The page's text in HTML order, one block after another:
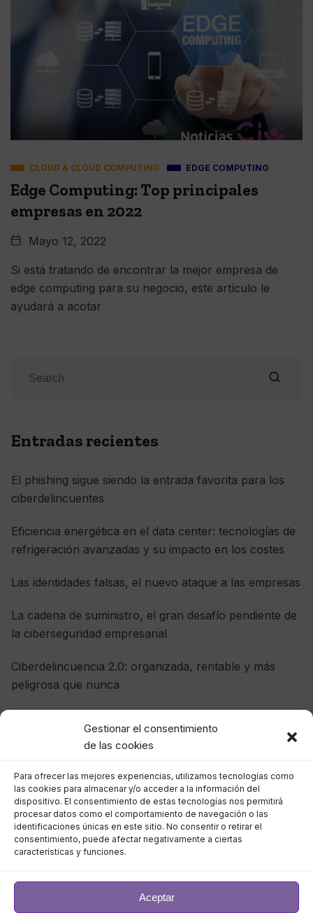
Gestionar el consentimiento
de las cookies
Para ofrecer las mejores experiencias, utilizamos tecnologías como
las cookies para almacenar y/o acceder a la información del
dispositivo. El consentimiento de estas tecnologías nos permitirá
procesar datos como el comportamiento de navegación o las
identificaciones únicas en este sitio. No consentir o retirar el
consentimiento, puede afectar negativamente a ciertas
características y funciones.
Aceptar
CLOUD & CLOUD COMPUTING EDGE COMPUTING
Edge Computing: Top principales
empresas en 2022
Mayo 12, 2022
Si está tratando de encontrar la mejor empresa de
edge computing para su negocio, este artículo le
ayudará a acotar
Entradas recientes
El phishing sigue siendo la entrada favorita para los
ciberdelincuentes
Eficiencia energética en el data center: tecnologías de
refrigeración avanzadas y su impacto en los costes
Las identidades falsas, el nuevo ataque a las empresas
La cadena de suministro, el gran desafío pendiente de
la ciberseguridad empresarial
Ciberdelincuencia 2.0: organizada, rentable y más
peligrosa que nunca
Comentarios recientes
pneumonia clinical contextenVeriFactu: qué debes
hacer hoy para evitar sanciones mañana
penicillin allergy treatmentenLa nueva amenaza
silenciosa: virus impulsados por IA que mutan en
otitis media viral infectionenVeriFactu: qué debes